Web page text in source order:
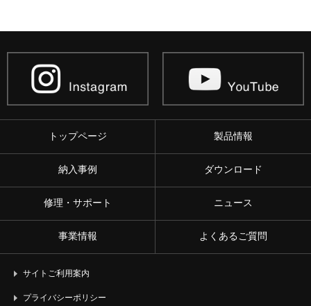
トップページ 製品情報
納入事例 ダウンロード
修理・サポート ニュース
事業情報 よくあるご質問
サイトご利用案内
プライバシーポリシー